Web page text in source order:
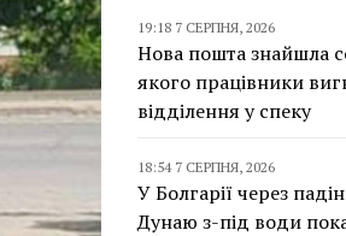
19:18 7 СЕРПНЯ, 2026
Нова пошта знайшла
якого працівники
відділення у спеку
18:54 7 СЕРПНЯ, 2026
У Болгарії через
Дунаю з-під води